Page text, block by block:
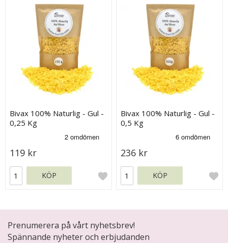
Bivax 100% Naturlig - Gul -
0,25 Kg
119 kr
KÖP
Bivax 100% Naturlig - Gul -
0,5 Kg
236 kr
KÖP
Prenumerera på vårt nyhetsbrev!
Spännande nyheter och erbjudanden